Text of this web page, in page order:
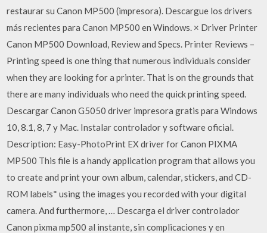
restaurar su Canon MP500 (impresora). Descargue los drivers
más recientes para Canon MP500 en Windows. × Driver Printer
Canon MP500 Download, Review and Specs. Printer Reviews –
Printing speed is one thing that numerous individuals consider
when they are looking for a printer. That is on the grounds that
there are many individuals who need the quick printing speed.
Descargar Canon G5050 driver impresora gratis para Windows
10, 8.1, 8, 7 y Mac. Instalar controlador y software oficial.
Description: Easy-PhotoPrint EX driver for Canon PIXMA
MP500 This file is a handy application program that allows you
to create and print your own album, calendar, stickers, and CD-
ROM labels* using the images you recorded with your digital
camera. And furthermore, … Descarga el driver controlador
Canon pixma mp500 al instante, sin complicaciones y en